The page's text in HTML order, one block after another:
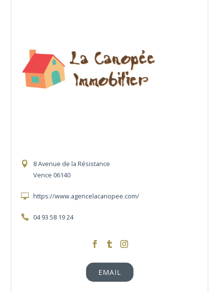
8 Avenue de la Résistance
Vence 06140
https://www.agencelacanopee.com/
04 93 58 19 24
https://www.facebook.com/
https://twitter.com/canopee_immo
http://la_canopee_immobilier
EMAIL